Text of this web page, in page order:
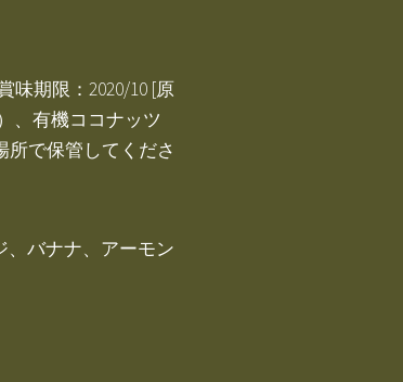
期限：2020/10 [原
、有機ココナッツ
で保管してくださ
バナナ、アーモン